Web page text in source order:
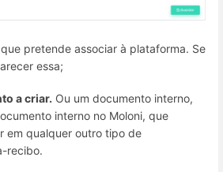
pretende associar à plataforma. Se
essa;
a criar. Ou um documento interno,
interno no Moloni, que
em qualquer outro tipo de
recibo.